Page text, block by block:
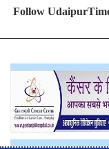
Follow